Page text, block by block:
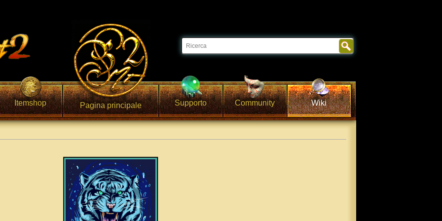
Itemshop Pagina principale Supporto Community Wiki